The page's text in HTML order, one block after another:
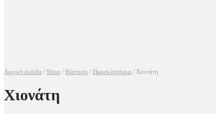
Αρχική σελίδα / Shop / Βάπτιση / Προσκλητήρια /Χιονάτη
Χιονάτη